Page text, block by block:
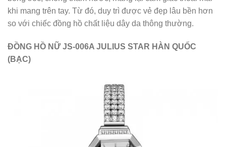
khi mang trên tay. Từ đó, duy trì được vẻ đẹp lâu bền hơn
so với chiếc đồng hồ chất liệu dây da thông thường.
ĐỒNG HỒ NỮ JS-006A JULIUS STAR HÀN QUỐC
(BẠC)